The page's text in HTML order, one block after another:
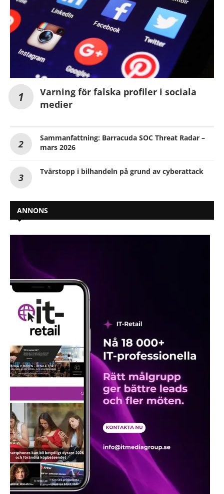
Varning för falska profiler i sociala
medier
Sammanfattning: Barracuda SOC Threat Radar –
mars 2026
Tvärstopp i bilhandeln på grund av cyberattack
ANNONS